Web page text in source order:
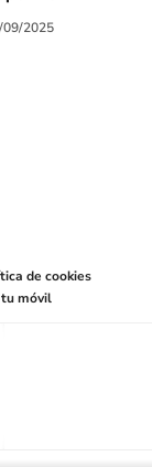
09/2025
de cookies
tu móvil